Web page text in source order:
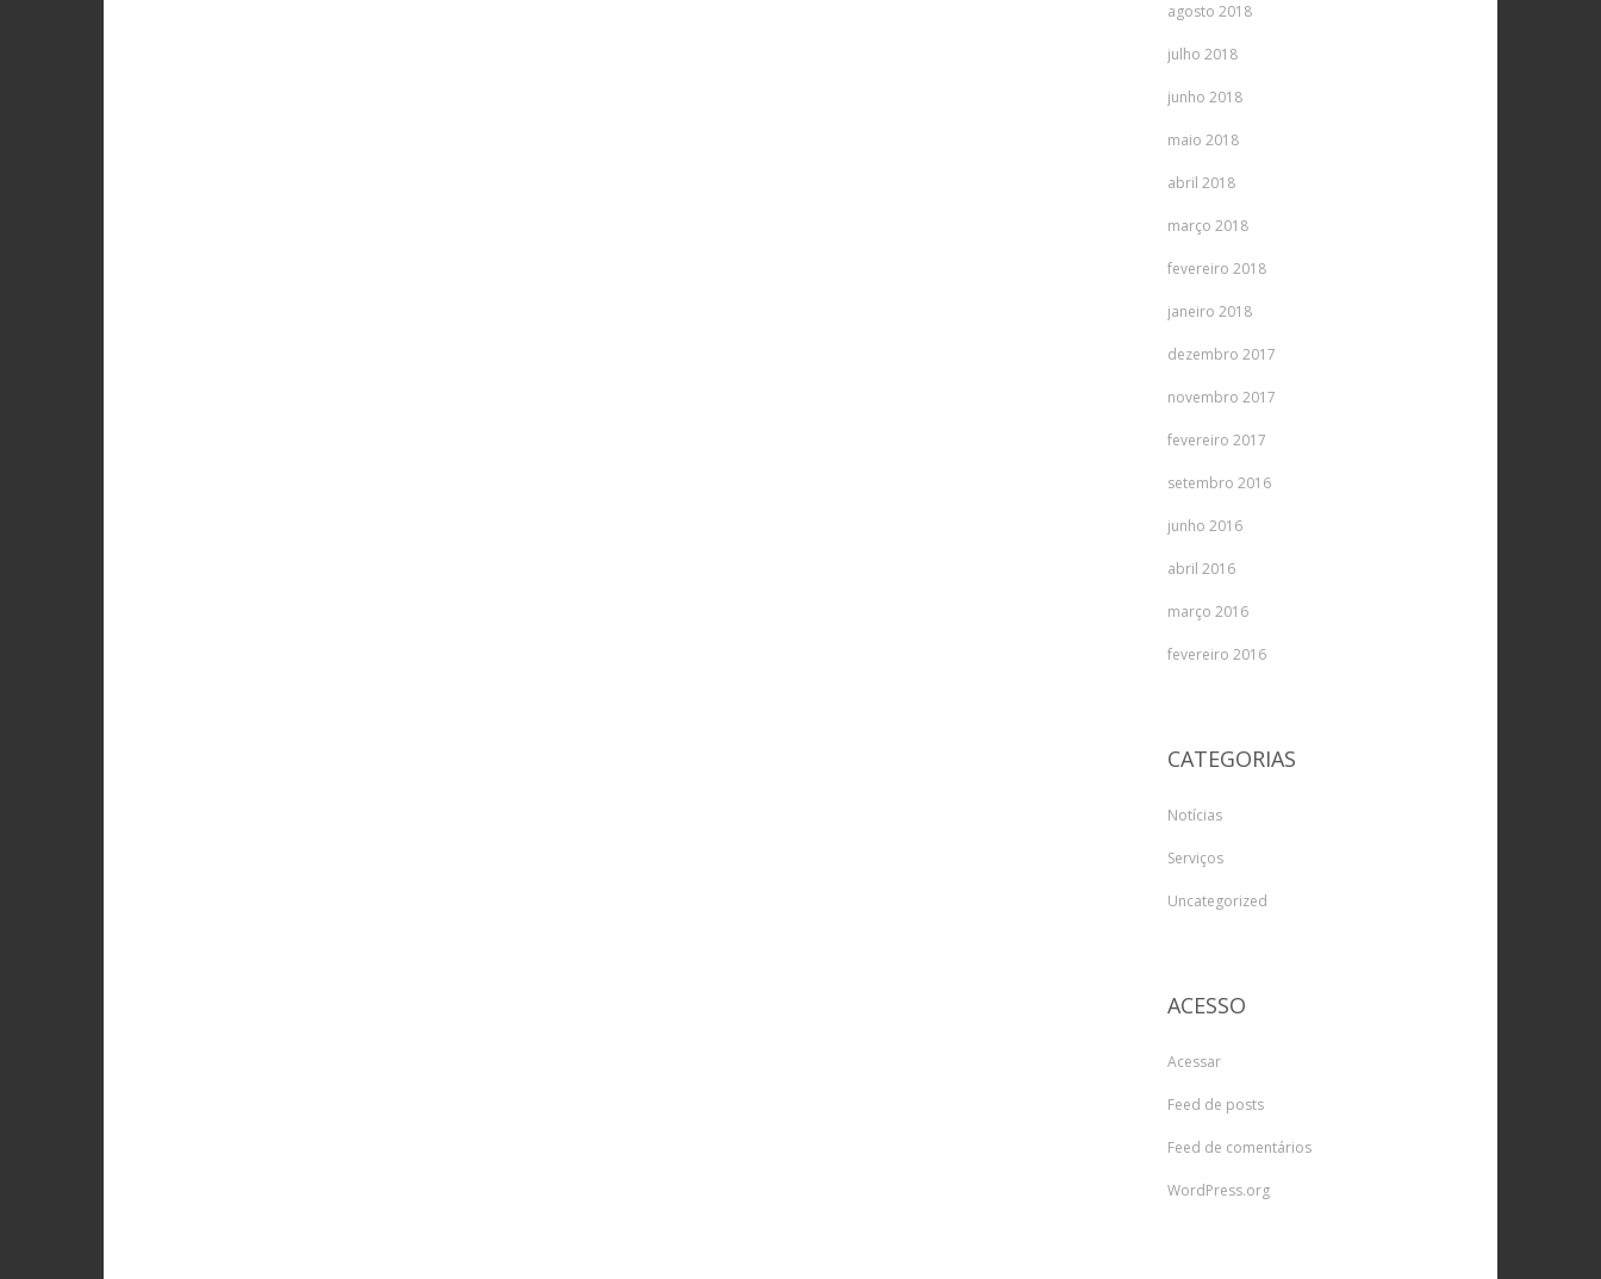
agosto 2018
julho 2018
junho 2018
maio 2018
abril 2018
março 2018
fevereiro 2018
janeiro 2018
dezembro 2017
novembro 2017
fevereiro 2017
setembro 2016
junho 2016
abril 2016
março 2016
fevereiro 2016
CATEGORIAS
Notícias
Serviços
Uncategorized
ACESSO
Acessar
Feed de posts
Feed de comentários
WordPress.org